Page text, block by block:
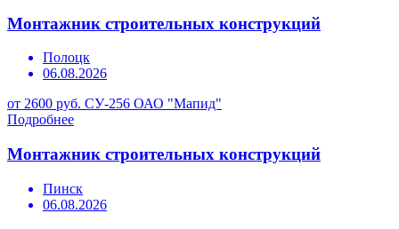
Монтажник строительных конструкций
Полоцк
06.08.2026
от 2600 руб. СУ-256 ОАО "Мапид"
Подробнее
Монтажник строительных конструкций
Пинск
06.08.2026